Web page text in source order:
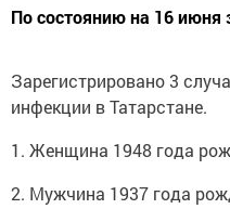
По состоянию на 16 июня
Зарегистрировано 3
инфекции в Татарстане.
1. Женщина 1948 года
2. Мужчина 1937 года